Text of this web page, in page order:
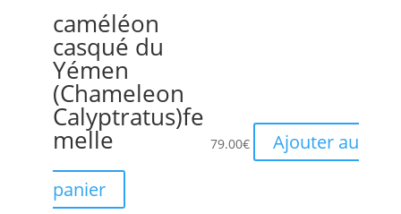
caméléon
casqué du
Yémen
(Chameleon
Calyptratus)fe
melle 79.00€
Ajouter au
panier